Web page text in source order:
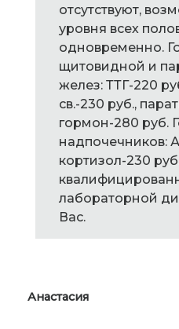
отсутствуют,
уровня всех
одновременно.
щитовидной и
желез: ТТГ-220
св.-230 руб.,
гормон-280 руб.
надпочечников:
кортизол-230
лабораторной
Вас.
Анастасия